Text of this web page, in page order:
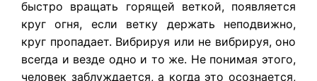
быстро вращать горящей веткой, появляется
круг огня, если ветку держать неподвижно,
круг пропадает. Вибрируя или не вибрируя, оно
всегда и везде одно и то же. Не понимая этого,
человек заблуждается, а когда это осознается,